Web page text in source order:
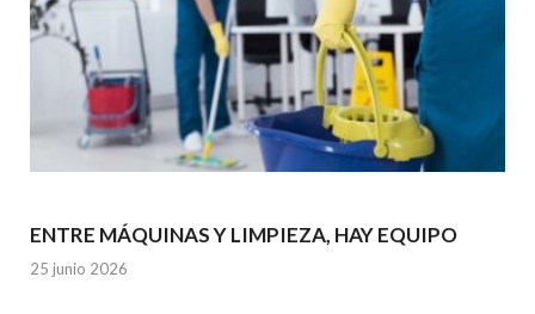
ENTRE MÁQUINAS Y LIMPIEZA, HAY EQUIPO
25 junio 2026